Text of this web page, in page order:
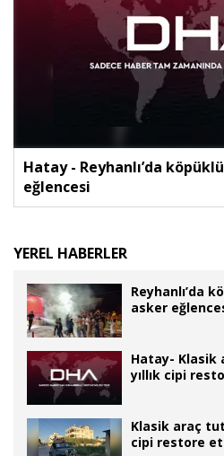
Hatay - Reyhanlı’da
eğlencesi
YEREL HABERLER
Reyhanlı’da
asker
Hatay- Klasik
yıllık cipi
Klasik araç
cipi restore